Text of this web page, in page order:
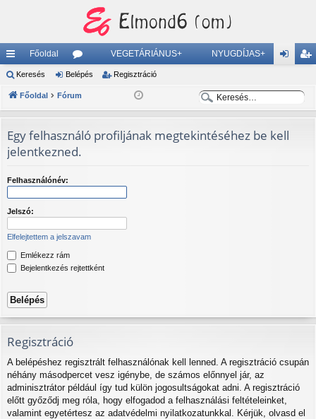
yo
rs
lin
ke
k
Főoldal
ór
u
m
ok
VEGETÁRIÁNUS+ NYUGDÍJAS+
és
is
ztr
Keresés Belépés Regisztráció
Főoldal Fórum
e
e
e
e
Egy felhasználó profiljának megtekintéséhez be kell
jelentkezned.
Felhasználónév:
Jelszó:
Elfelejtettem a jelszavam
Emlékezz rám
Bejelentkezés rejtettként
Regisztráció
A belépéshez regisztrált felhasználónak kell lenned. A regisztráció csupán
néhány másodpercet vesz igénybe, de számos előnnyel jár, az
adminisztrátor például így tud külön jogosultságokat adni. A regisztráció
előtt győződj meg róla, hogy elfogadod a felhasználási feltételeinket,
valamint egyetértesz az adatvédelmi nyilatkozatunkkal. Kérjük, olvasd el